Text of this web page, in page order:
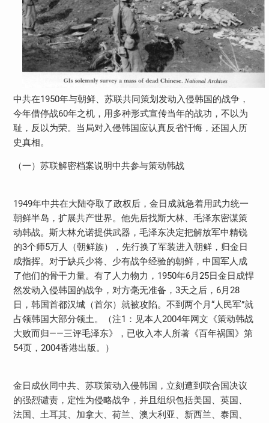
中共在1950年与朝鲜、苏联共同策划发动入侵韩国的战争，
今年借停战60年之机，用多种形式宣传当年的战功，不以为
耻，反以为荣。当局对入侵韩国应认真反省忏悔，还国人历
史真相。
（一）苏联解密档案说明中共参与策动韩战
1949年中共在大陆夺取了政权后，金日成就急着用武力统一
朝鲜半岛，扩展共产世界。他先后找斯大林、毛泽东密谋策
动韩战。斯大林允诺提供武器，毛泽东决定把解放军中精锐
的3个师5万人（朝鲜族），先行换了军装进入朝鲜，归金日
成指挥。对于缺兵少将、少有战争经验的朝鲜，中国军人成
了他们的骨干力量。有了人力物力，1950年6月25日金日成悍
然发动入侵韩国的战争，对方毫无准备，3天之后，6月28
日，韩国首都汉城（首尔）就被攻陷。不到两个月“人民军”就
占领韩国大部分领土。（注1：见本人2004年网文《策动韩战
大败而归——三评毛泽东》，已收入本人所著《百年祸国》第
54页，2004香港出版。）
金日成伙同中共、苏联策动入侵韩国，立刻遭到联合国决议
的强烈谴责，定性为侵略战争，并且组织包括美国、英国、
法国、土耳其、加拿大、荷兰、澳大利亚、新西兰、泰国、